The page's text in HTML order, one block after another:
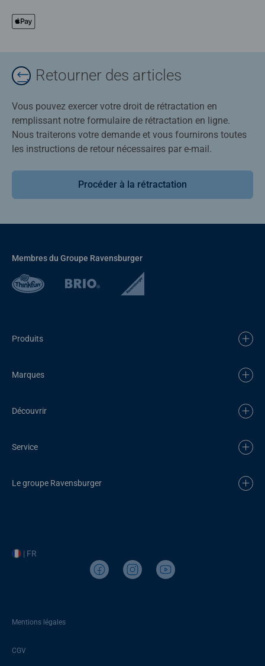
Retourner des articles
Vous pouvez exercer votre droit de rétractation en
remplissant notre formulaire de rétractation en ligne.
Nous traiterons votre demande et vous fournirons toutes
les instructions de retour nécessaires par e-mail.
Procéder à la rétractation
Membres du Groupe Ravensburger
Produits
Marques
Découvrir
Service
Le groupe Ravensburger
| FR
Mentions légales
CGV